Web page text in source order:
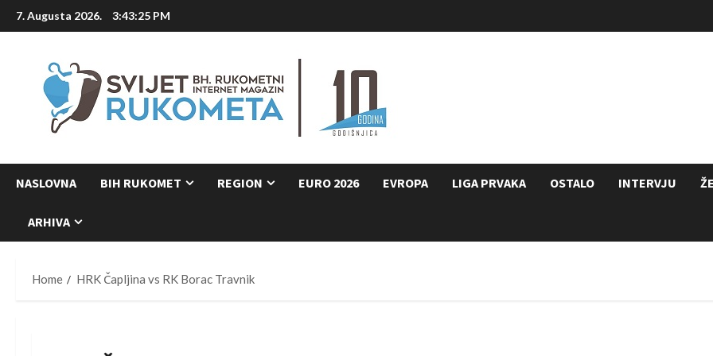
Skip
to
7. Augusta 2026. 3:43:26 PM
NASLOVNA BIH RUKOMET REGION EURO 2026 EVROPA LIGA PRVAKA OSTALO INTERVJU
ARHIVA
Home HRK Čapljina vs RK Borac Travnik